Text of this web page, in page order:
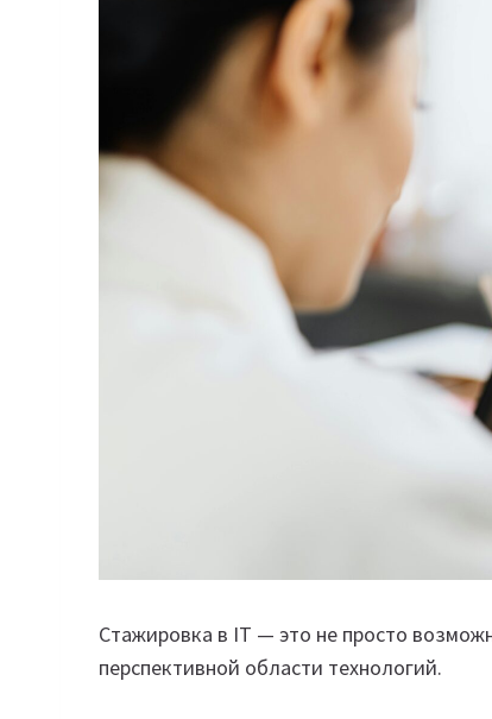
Стажировка в IT — это не просто
перспективной области технологий.